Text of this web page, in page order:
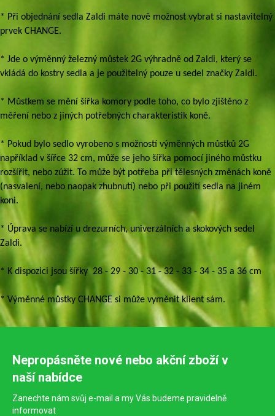
* Při objednání sedla Zaldi máte nově možnost vybrat si nastavitelný
prvek CHANGE.
* Jde o výměnný železný můstek 2G výhradně od Zaldi, který se
vkládá do kostry sedla a je použitelný pouze u sedel značky Zaldi.
* Můstkem se mění šířka komory podle toho, co bylo zjištěno z
měření nebo z jiných potřebných charakteristik koně.
* Pokud bylo sedlo vyrobeno s možností výměnných můstků 2G
například v šířce 32 cm, může se jeho šířka pomocí jiného můstku
rozšířit, nebo zúžit. To může být potřeba při tělesných změnách koně
(nasvalení, nebo naopak zhubnutí) nebo při použití sedla na jiném
koni.
* Úprava se nabízí u drezurních, univerzálních a skokových sedel
Zaldi.
* K dispozici jsou šířky 28 - 29 - 30 - 31 - 32 - 33 - 34 - 35 a 36 cm
* Výměnné můstky CHANGE si může vyměnit klient sám.
Nepropásněte nové nebo akční zboží v
naší nabídce
Zanechte nám svůj e-mail a my Vás budeme pravidelně
informovat